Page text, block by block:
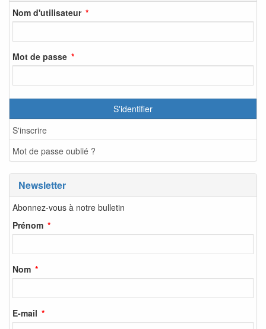
Nom d'utilisateur
Mot de passe
S'identifier
S'inscrire
Mot de passe oublié ?
Newsletter
Abonnez-vous à notre bulletin
Prénom
Nom
E-mail